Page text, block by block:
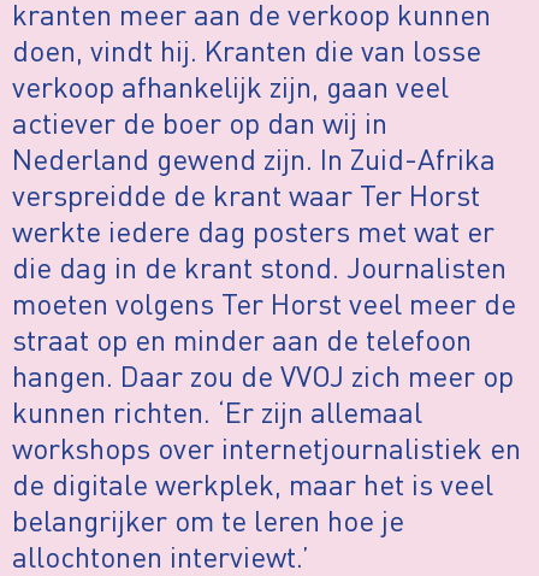
kranten meer aan de verkoop kunnen
doen, vindt hij. Kranten die van losse
verkoop afhankelijk zijn, gaan veel
actiever de boer op dan wij in
Nederland gewend zijn. In Zuid-Afrika
verspreidde de krant waar Ter Horst
werkte iedere dag posters met wat er
die dag in de krant stond. Journalisten
moeten volgens Ter Horst veel meer de
straat op en minder aan de telefoon
hangen. Daar zou de VVOJ zich meer op
kunnen richten. ‘Er zijn allemaal
workshops over internetjournalistiek en
de digitale werkplek, maar het is veel
belangrijker om te leren hoe je
allochtonen interviewt.’